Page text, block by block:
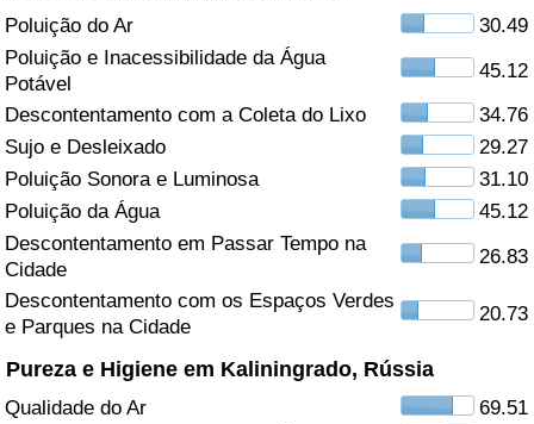
Poluição do Ar
30.49
Poluição e Inacessibilidade da Água
Potável
45.12
Descontentamento com a Coleta do Lixo
34.76
Sujo e Desleixado
29.27
Poluição Sonora e Luminosa
31.10
Poluição da Água
45.12
Descontentamento em Passar Tempo na
Cidade
26.83
Descontentamento com os Espaços Verdes
e Parques na Cidade
20.73
Pureza e Higiene em Kaliningrado, Rússia
Qualidade do Ar
69.51
Indicador de Custo de Vida Por País
em Aqaba
Indicador de Preços de Imóveis por País
Índice de qualidade de vida por país
Crime
Taxa do Indicador de Crime (Atual)
Indicador de Crime
Índice de criminalidade por país
Saúde